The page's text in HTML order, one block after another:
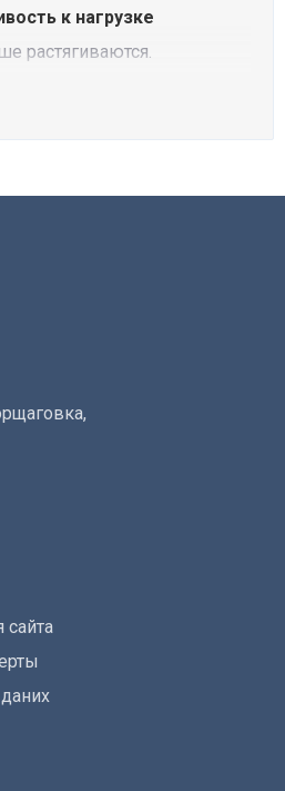
к нагрузке
растягиваются.
сайта